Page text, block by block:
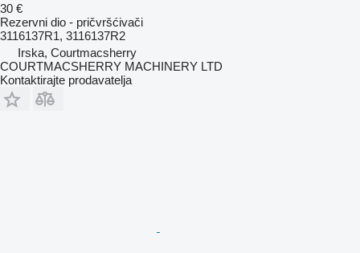
30 €
Rezervni dio - pričvršćivači
3116137R1, 3116137R2
Irska, Courtmacsherry
COURTMACSHERRY MACHINERY LTD
Kontaktirajte prodavatelja